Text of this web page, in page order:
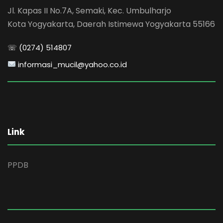
Jl. Kapas II No.7A, Semaki, Kec. Umbulharjo
Kota Yogyakarta, Daerah Istimewa Yogyakarta 55166
☏ (0274) 514807
informasi_mucil@yahoo.co.id
Link
PPDB